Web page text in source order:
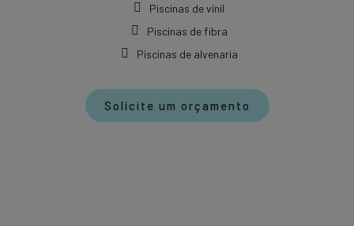
Piscinas de vinil
Piscinas de fibra
Piscinas de alvenaria
Solicite um orçamento